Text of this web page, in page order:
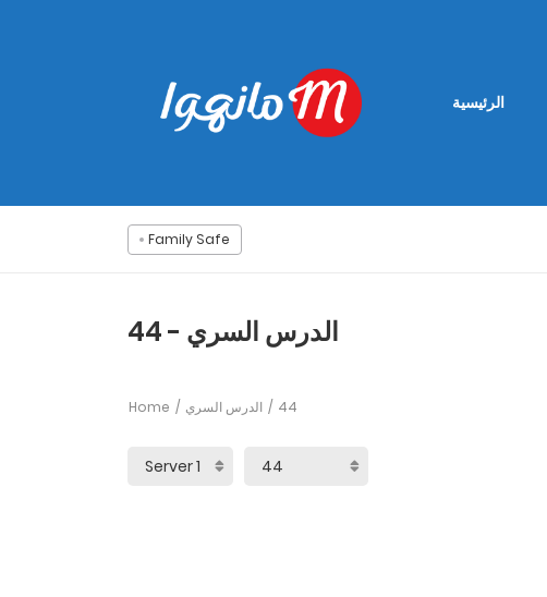
الرئيسية
Family Safe
الدرس السري - 44
Home الدرس السري 44